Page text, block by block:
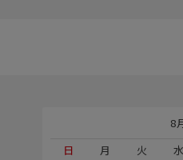
8
日
月 火 水